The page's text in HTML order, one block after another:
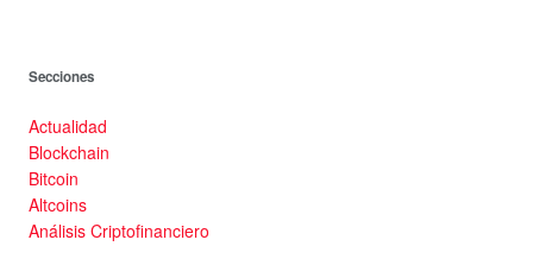
Secciones
Actualidad
Blockchain
Bitcoin
Altcoins
Análisis Criptofinanciero